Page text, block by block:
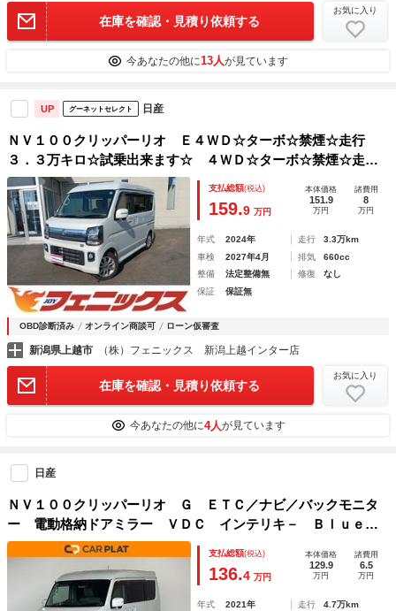
在庫を確認・見積り依頼する
お気に入り
今あなたの他に13人が見ています
UP グーネットセレクト 日産
ＮＶ１００クリッパーリオ Ｅ４ＷＤ☆ターボ☆禁煙☆走行
３．３万キロ☆試乗出来ます☆ ４ＷＤ☆ターボ☆禁煙☆走行
３．３万キロ☆衝突軽減ブレーキ☆オートハイビーム☆車線逸
脱警報☆パワスラ☆切替４ＷＤ☆インテリキー☆プッシュスタ
ート☆オーバーヘッドシェルフ☆ＬＥＤライト☆フォグ☆試乗
ＯＫ☆
支払総額(税込)
159.9 万円
本体価格
151.9
万円
諸費用
8
万円
年式 2024年 走行
3.3万km
車検
2027年4月 排気
660cc
整備
法定整備無 修復
なし
保証
保証無
OBD診断済み オンライン商談可 ローン仮審査
新潟県上越市 （株）フェニックス 新潟上越インター店
在庫を確認・見積り依頼する
お気に入り
今あなたの他に4人が見ています
日産
ＮＶ１００クリッパーリオ Ｇ ＥＴＣ／ナビ／バックモニタ
ー 電動格納ドアミラー ＶＤＣ インテリキ－ Ｂｌｕｅｔ
ｏｏｔｈ 盗難防止システム ターボ フルセグ Ｂモニタ
ー ベンチシート ＬＥＤヘッドライト ＡＢＳ ナビＴＶ
支払総額(税込)
136.4 万円
本体価格
129.9
万円
諸費用
6.5
万円
年式 2021年 走行
4.7万km